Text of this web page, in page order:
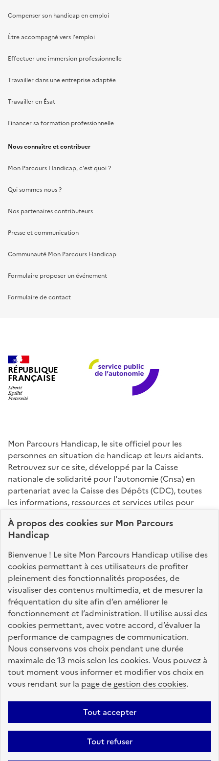
À propos descookiessur Mon Parcours
Handicap
Bienvenue ! Le site Mon Parcours Handicap utilise des
cookies permettant à ces utilisateurs de profiter
pleinement des fonctionnalités proposées, de
visualiser des contenus multimedia, et de mesurer la
fréquentation du site afin d’en améliorer le
fonctionnement et l’administration. Il utilise aussi des
cookies permettant, avec votre accord, d’évaluer la
performance de campagnes de communication.
Nous conservons vos choix pendant une durée
maximale de 13 mois selon les cookies. Vous pouvez à
tout moment vous informer et modifier vos choix en
vous rendant sur la page de gestion des cookies.
Tout accepter
Tout refuser
Compenser son handicap en emploi
Être accompagné vers l'emploi
Effectuer une immersion professionnelle
Travailler dans une entreprise adaptée
Travailler en Ésat
Financer sa formation professionnelle
Nous connaître et contribuer
Mon Parcours Handicap, c'est quoi ?
Qui sommes-nous ?
Nos partenaires contributeurs
Presse et communication
Communauté Mon Parcours Handicap
Formulaire proposer un événement
Formulaire de contact
RÉPUBLIQUE
FRANÇAISE
Mon Parcours Handicap, le site officiel pour les
personnes en situation de handicap et leurs aidants.
Retrouvez sur ce site, développé par la Caisse
nationale de solidarité pour l'autonomie (Cnsa) en
partenariat avec la Caisse des Dépôts (CDC), toutes
les informations, ressources et services utiles pour
connaître vos droits, effectuer vos démarches,
identifier vos interlocuteurs.
Nos sites partenaires
info.gouv.fr service-public.fr legifrance.gouv.fr
data.gouv.fr
Nos partenaires
La Caisse des Dépôts
accompagne les parcours
de vie
Informations sur le site
Plan du site Accessibilité : totalement conforme Mentions légales
Données personnelles CGU Politique des cookies
Aide sur ce site